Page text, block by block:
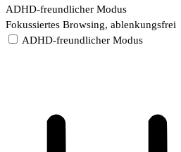
ADHD-freundlicher Modus
Fokussiertes Browsing, ablenkungsfrei
ADHD-freundlicher Modus